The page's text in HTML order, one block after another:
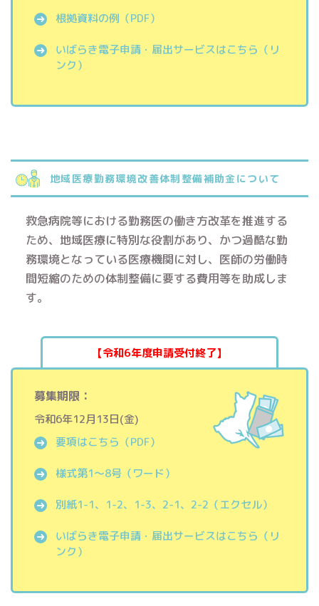
根拠資料の例（PDF）
いばらき電子申請・届出サービスはこちら（リ
ンク）
地域医療勤務環境改善体制整備補助金について
救急病院等における勤務医の働き方改革を推進する
ため、地域医療に特別な役割があり、かつ過酷な勤
務環境となっている医療機関に対し、医師の労働時
間短縮のための体制整備に要する費用等を助成しま
す。
【令和6年度申請受付終了】
募集期限：
令和6年12月13日(金)
要項はこちら（PDF）
様式第1～8号（ワード）
別紙1-1、1-2、1-3、2-1、2-2（エクセル）
いばらき電子申請・届出サービスはこちら（リ
ンク）